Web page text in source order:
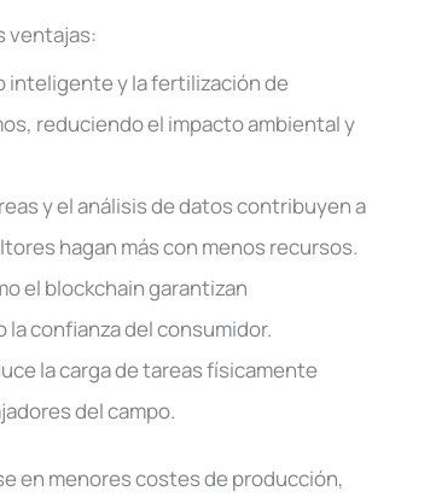
ventajas:
inteligente y la fertilización de
reduciendo el impacto ambiental y
y el análisis de datos contribuyen a
hagan más con menos recursos.
el blockchain garantizan
confianza del consumidor.
la carga de tareas físicamente
del campo.
en menores costes de producción,